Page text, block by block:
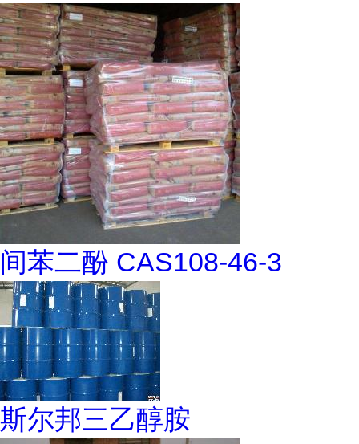
间苯二酚 CAS108-46-3
斯尔邦三乙醇胺